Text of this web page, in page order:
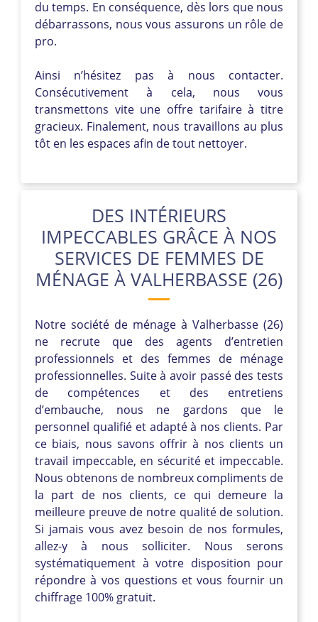
du temps. En conséquence, dès lors que nous
débarrassons, nous vous assurons un rôle de
pro.
Ainsi n’hésitez pas à nous contacter.
Consécutivement à cela, nous vous
transmettons vite une offre tarifaire à titre
gracieux. Finalement, nous travaillons au plus
tôt en les espaces afin de tout nettoyer.
DES INTÉRIEURS
IMPECCABLES GRÂCE À NOS
SERVICES DE FEMMES DE
MÉNAGE À VALHERBASSE (26)
Notre société de ménage à Valherbasse (26)
ne recrute que des agents d’entretien
professionnels et des femmes de ménage
professionnelles. Suite à avoir passé des tests
de compétences et des entretiens
d’embauche, nous ne gardons que le
personnel qualifié et adapté à nos clients. Par
ce biais, nous savons offrir à nos clients un
travail impeccable, en sécurité et impeccable.
Nous obtenons de nombreux compliments de
la part de nos clients, ce qui demeure la
meilleure preuve de notre qualité de solution.
Si jamais vous avez besoin de nos formules,
allez-y à nous solliciter. Nous serons
systématiquement à votre disposition pour
répondre à vos questions et vous fournir un
chiffrage 100% gratuit.